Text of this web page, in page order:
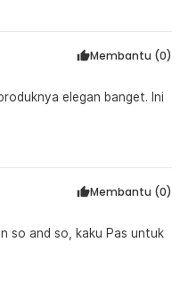
Membantu (0)
elegan banget. Ini
Membantu (0)
so and so, kaku Pas untuk